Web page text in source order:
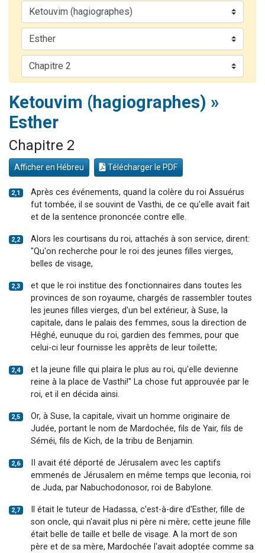
Il reste 49 places pour étudier en groupe sur Zoom
4 personnes viennent de nous rejoindre sur WhatsApp
Ketouvim (hagiographes) »
Esther
Chapitre 2
Afficher en Hébreu Télécharger le PDF
2,1
Après ces événements, quand la colère du roi Assuérus
fut tombée, il se souvint de Vasthi, de ce qu'elle avait fait
et de la sentence prononcée contre elle.
2,2
Alors les courtisans du roi, attachés à son service, dirent:
"Qu'on recherche pour le roi des jeunes filles vierges,
belles de visage,
2,3
et que le roi institue des fonctionnaires dans toutes les
provinces de son royaume, chargés de rassembler toutes
les jeunes filles vierges, d'un bel extérieur, à Suse, la
capitale, dans le palais des femmes, sous la direction de
Hêghé, eunuque du roi, gardien des femmes, pour que
celui-ci leur fournisse les apprêts de leur toilette;
2,4
et la jeune fille qui plaira le plus au roi, qu'elle devienne
reine à la place de Vasthi!" La chose fut approuvée par le
roi, et il en décida ainsi.
2,5
Or, à Suse, la capitale, vivait un homme originaire de
Judée, portant le nom de Mardochée, fils de Yair, fils de
Séméi, fils de Kich, de la tribu de Benjamin.
2,6
II avait été déporté de Jérusalem avec les captifs
emmenés de Jérusalem en même temps que Ieconia, roi
de Juda, par Nabuchodonosor, roi de Babylone.
2,7
Il était le tuteur de Hadassa, c'est-à-dire d'Esther, fille de
son oncle, qui n'avait plus ni père ni mère; cette jeune fille
était belle de taille et belle de visage. A la mort de son
père et de sa mère, Mardochée l'avait adoptée comme sa